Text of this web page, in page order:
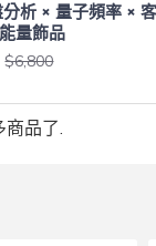
析 × 量子頻率 ×
量飾品
$6,800
品了.